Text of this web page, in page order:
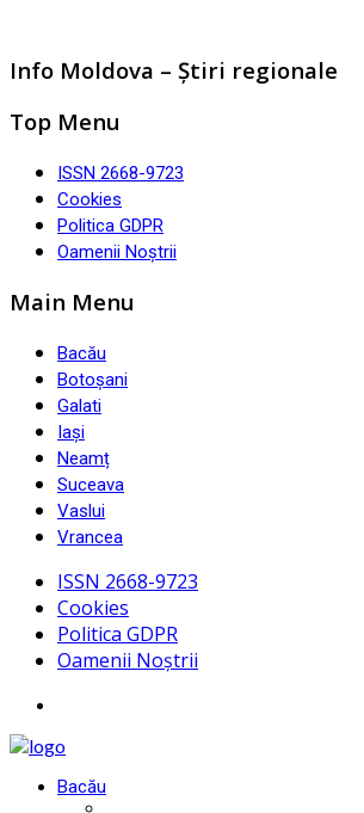
Info Moldova – Știri regionale
Top Menu
ISSN 2668-9723
Cookies
Politica GDPR
Oamenii Noștrii
Main Menu
Bacău
Botoșani
Galati
Iași
Neamț
Suceava
Vaslui
Vrancea
ISSN 2668-9723
Cookies
Politica GDPR
Oamenii Noștrii
Bacău